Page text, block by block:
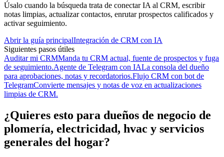
Úsalo cuando la búsqueda trata de conectar IA al CRM, escribir
notas limpias, actualizar contactos, enrutar prospectos calificados y
activar seguimiento.
Abrir la guía principalIntegración de CRM con IA
Siguientes pasos útiles
Auditar mi CRMManda tu CRM actual, fuente de prospectos y fuga
de seguimiento.Agente de Telegram con IALa consola del dueño
para aprobaciones, notas y recordatorios.Flujo CRM con bot de
TelegramConvierte mensajes y notas de voz en actualizaciones
limpias de CRM.
¿Quieres esto para dueños de negocio de
plomería, electricidad, hvac y servicios
generales del hogar?